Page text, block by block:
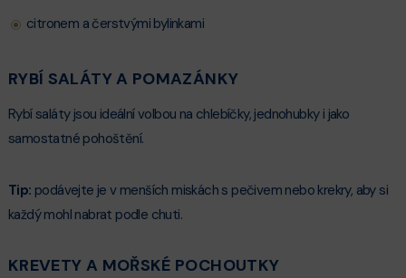
citronem a čerstvými bylinkami
RYBÍ SALÁTY A POMAZÁNKY
Rybí saláty jsou ideální volbou na chlebíčky, jednohubky i jako
samostatné pohoštění.
Tip: podávejte je v menších miskách s pečivem nebo krekry, aby si
každý mohl nabrat podle chuti.
KREVETY A MOŘSKÉ POCHOUTKY